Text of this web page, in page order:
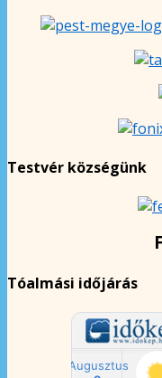
Testvér községünk
Tóalmási időjárás